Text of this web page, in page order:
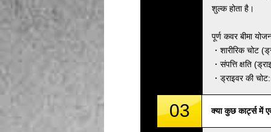
शुल्क होता है।
पूर्ण कवर बीमा
・शारीरिक चोट
・संपत्ति क्षति
・ड्राइवर की
03 क्या कुछ कार्ट्स में